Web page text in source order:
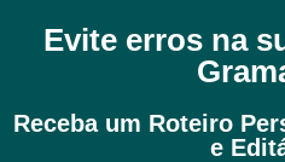
Evite erros na
Receba um Roteiro
e